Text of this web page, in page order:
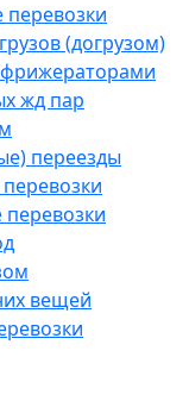
(догрузом)
жд пар
переезды
вещей